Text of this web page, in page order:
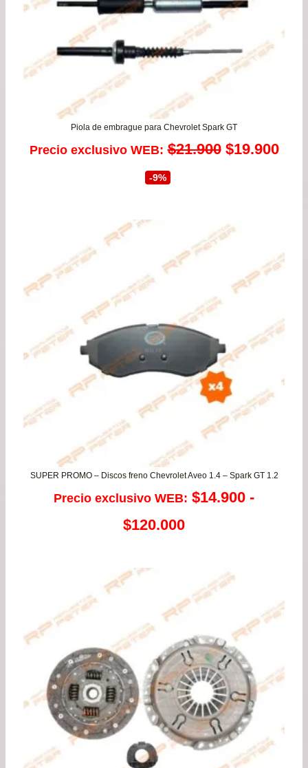
Piola de embrague para Chevrolet Spark GT
Precio exclusivo WEB: $21.900 El
era:
$21.900.
$19.900El
-9%
SUPER PROMO – Discos freno Chevrolet Aveo 1.4 – Spark GT 1.2
Precio exclusivo WEB: $14.900 -
$120.000Rango
precios:
desde
$14.900
hasta
$120.000